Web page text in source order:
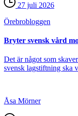
27 juli 2026
Örebro­bloggen
Bryter svensk vård
Det är något som
svensk lagstiftning ska
Åsa Mörner